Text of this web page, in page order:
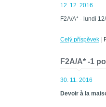
12. 12. 2016
F2A/A* - lundi
Celý příspěvek
F2A/A* -1
30. 11. 2016
Devoir à la